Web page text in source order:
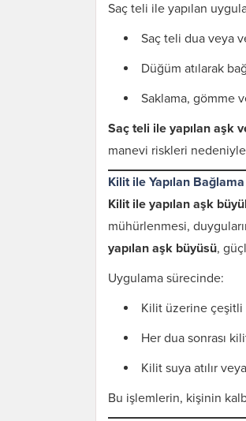
Saç teli ile yapılan
Saç teli dua veya
Düğüm atılarak
Saklama, gömme
Saç teli ile yapılan aşk
manevi riskleri
Kilit ile Yapılan
Kilit ile yapılan aşk
mühürlenmesi,
yapılan aşk büyüsü,
Uygulama sürecinde:
Kilit üzerine
Her dua sonrası
Kilit suya atılır
Bu işlemlerin, kişinin